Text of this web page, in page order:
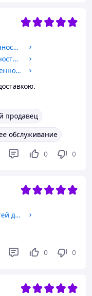
Оповещение для Дяди о беременности Аист
Оповещение родным о беременности Аист
Оповещение родителям о беременности Аист
продавец
обслуживание
0 0
Именные карточки рассадки гостей для столов курсивные имена
0 0